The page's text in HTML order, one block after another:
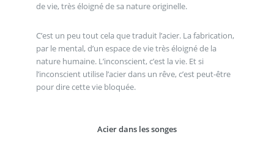
de vie, très éloigné de sa nature originelle.
C’est un peu tout cela que traduit l’acier. La fabrication,
par le mental, d’un espace de vie très éloigné de la
nature humaine. L’inconscient, c’est la vie. Et si
l’inconscient utilise l’acier dans un rêve, c’est peut-être
pour dire cette vie bloquée.
Acier dans les songes